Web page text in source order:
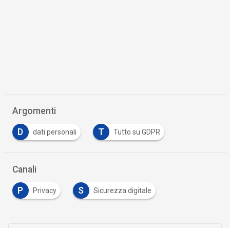
Argomenti
D dati personali T Tutto su GDPR
Canali
P Privacy S Sicurezza digitale